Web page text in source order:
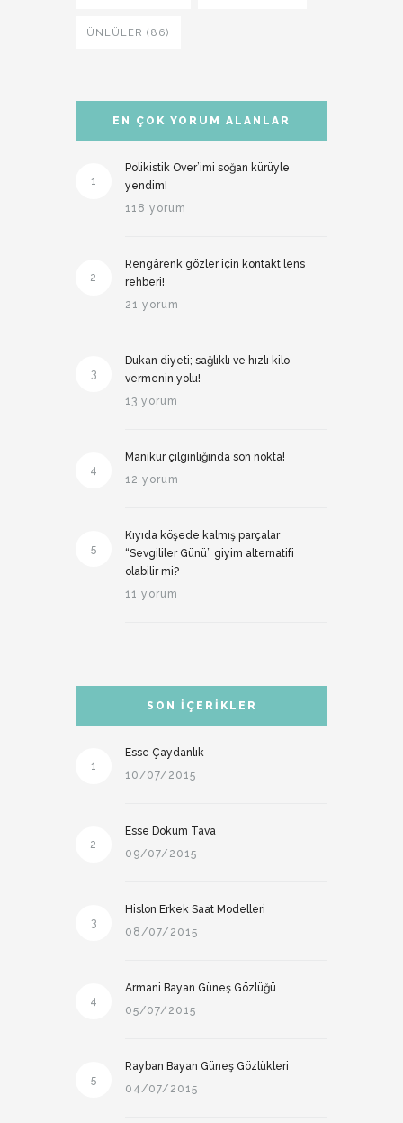
ÜNLÜLER (86)
EN ÇOK YORUM ALANLAR
1
Polikistik Over’imi soğan kürüyle
yendim!
118 yorum
2
Rengârenk gözler için kontakt lens
rehberi!
21 yorum
3
Dukan diyeti; sağlıklı ve hızlı kilo
vermenin yolu!
13 yorum
4
Manikür çılgınlığında son nokta!
12 yorum
5
Kıyıda köşede kalmış parçalar
“Sevgililer Günü” giyim alternatifi
olabilir mi?
11 yorum
SON İÇERIKLER
1
Esse Çaydanlık
10/07/2015
2
Esse Döküm Tava
09/07/2015
3
Hislon Erkek Saat Modelleri
08/07/2015
4
Armani Bayan Güneş Gözlüğü
05/07/2015
5
Rayban Bayan Güneş Gözlükleri
04/07/2015